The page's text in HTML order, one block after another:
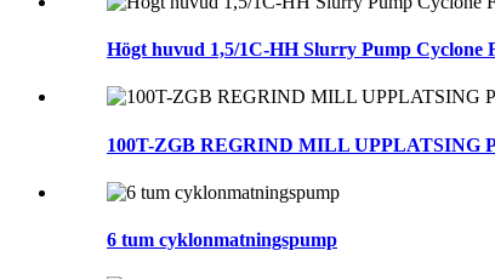
Högt huvud 1,5/1C-HH Slurry Pump Cyclone
100T-ZGB REGRIND MILL UPPLATSING
6 tum cyklonmatningspump